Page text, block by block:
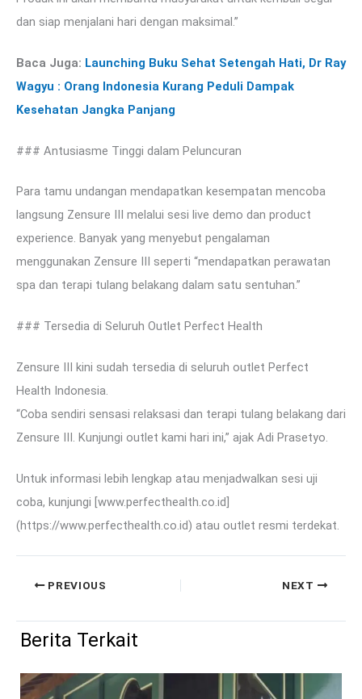
dan siap menjalani hari dengan maksimal.”
Baca Juga: Launching Buku Sehat Setengah Hati, Dr Ray
Wagyu : Orang Indonesia Kurang Peduli Dampak
Kesehatan Jangka Panjang
### Antusiasme Tinggi dalam Peluncuran
Para tamu undangan mendapatkan kesempatan mencoba
langsung Zensure III melalui sesi live demo dan product
experience. Banyak yang menyebut pengalaman
menggunakan Zensure III seperti “mendapatkan perawatan
spa dan terapi tulang belakang dalam satu sentuhan.”
### Tersedia di Seluruh Outlet Perfect Health
Zensure III kini sudah tersedia di seluruh outlet Perfect
Health Indonesia.
“Coba sendiri sensasi relaksasi dan terapi tulang belakang dari
Zensure III. Kunjungi outlet kami hari ini,” ajak Adi Prasetyo.
Untuk informasi lebih lengkap atau menjadwalkan sesi uji
coba, kunjungi [www.perfecthealth.co.id]
(https://www.perfecthealth.co.id) atau outlet resmi terdekat.
PREVIOUS NEXT
Berita Terkait